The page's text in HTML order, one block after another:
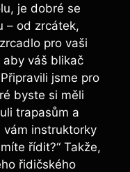
je dobré se
– od zrcátek,
pro vaši
aby váš blikač
jsme pro
byste si měli
trapasům a
vám instruktorky
řídit?“ Takže,
řidičského